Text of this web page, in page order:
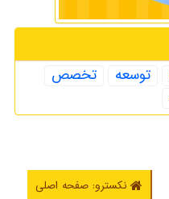
توسعه
تخصص
نکسترو: صفحه اصلی